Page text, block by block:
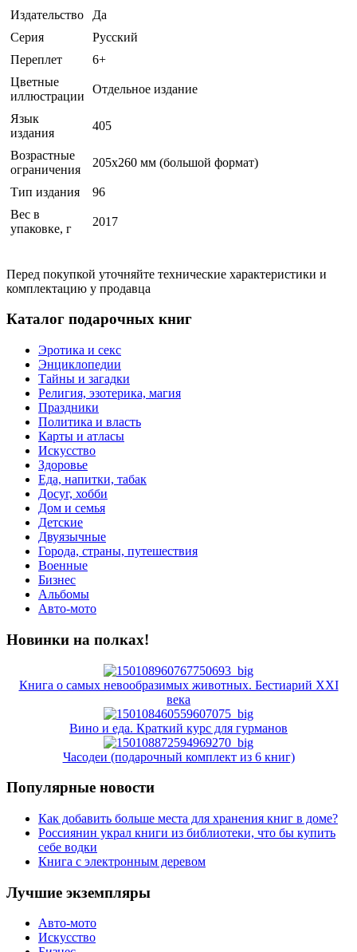
Издательство
Да
Серия
Русский
Переплет
6+
Цветные
иллюстрации
Отдельное издание
Язык
издания
405
Возрастные
ограничения
205х260 мм (большой формат)
Тип издания
96
Вес в
упаковке, г
2017
Перед покупкой уточняйте технические характеристики и
комплектацию у продавца
Каталог подарочных книг
Эротика и секс
Энциклопедии
Тайны и загадки
Религия, эзотерика, магия
Праздники
Политика и власть
Карты и атласы
Искусство
Здоровье
Еда, напитки, табак
Досуг, хобби
Дом и семья
Детские
Двуязычные
Города, страны, путешествия
Военные
Бизнес
Альбомы
Авто-мото
Новинки на полках!
Книга о самых невообразимых животных. Бестиарий XXI
века
Вино и еда. Краткий курс для гурманов
Часодеи (подарочный комплект из 6 книг)
Популярные новости
Как добавить больше места для хранения книг в доме?
Россиянин украл книги из библиотеки, что бы купить
себе водки
Книга с электронным деревом
Лучшие экземпляры
Авто-мото
Искусство